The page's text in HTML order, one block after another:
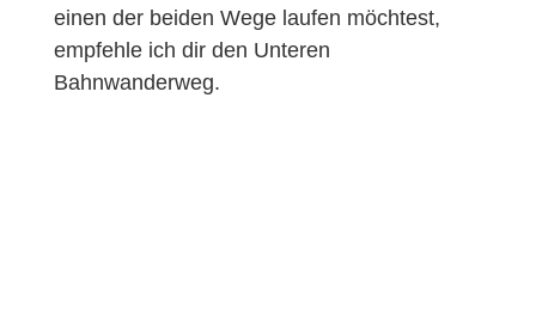
einen der beiden Wege laufen möchtest,
empfehle ich dir den Unteren
Bahnwanderweg.